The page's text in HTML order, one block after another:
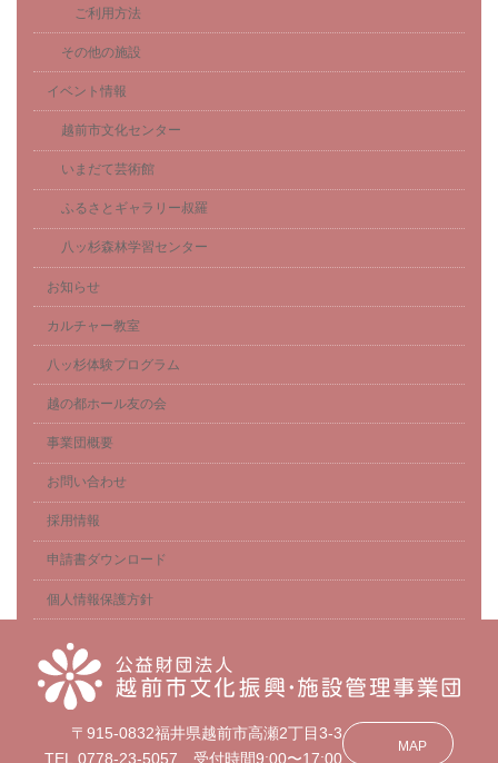
ご利用方法
その他の施設
イベント情報
越前市文化センター
いまだて芸術館
ふるさとギャラリー叔羅
八ッ杉森林学習センター
お知らせ
カルチャー教室
八ッ杉体験プログラム
越の都ホール友の会
事業団概要
お問い合わせ
採用情報
申請書ダウンロード
個人情報保護方針
〒915-0832福井県越前市高瀬2丁目3-3
TEL.0778-23-5057 受付時間9:00〜17:00
MAP